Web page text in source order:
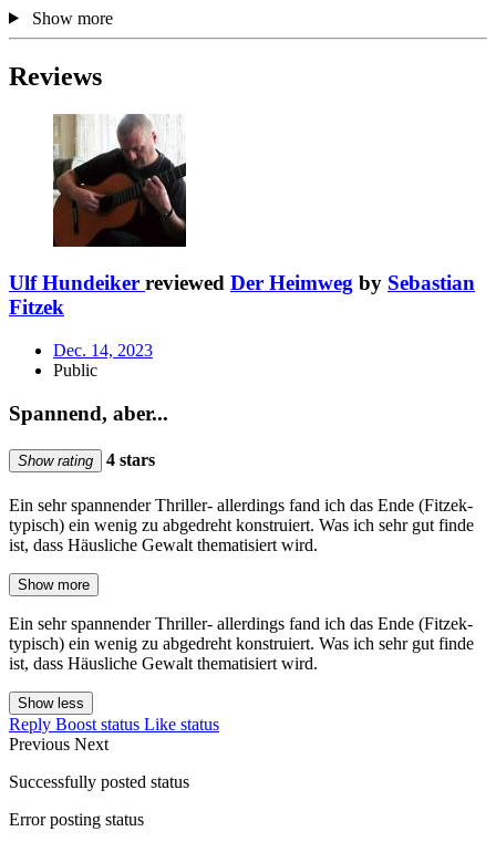
Show more
Reviews
Ulf Hundeiker reviewed Der Heimweg by Sebastian
Fitzek
Dec. 14, 2023
Public
Spannend, aber...
Show rating 4 stars
Ein sehr spannender Thriller- allerdings fand ich das Ende (Fitzek-
typisch) ein wenig zu abgedreht konstruiert. Was ich sehr gut finde
ist, dass Häusliche Gewalt thematisiert wird.
Show more
Ein sehr spannender Thriller- allerdings fand ich das Ende (Fitzek-
typisch) ein wenig zu abgedreht konstruiert. Was ich sehr gut finde
ist, dass Häusliche Gewalt thematisiert wird.
Show less
Reply Boost status Like status
Previous Next
Successfully posted status
Error posting status